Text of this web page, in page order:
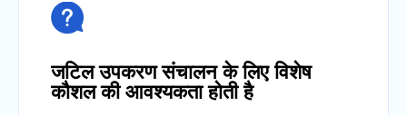

जटिल उपकरण संचालन के लिए विशेष
कौशल की आवश्यकता होती है